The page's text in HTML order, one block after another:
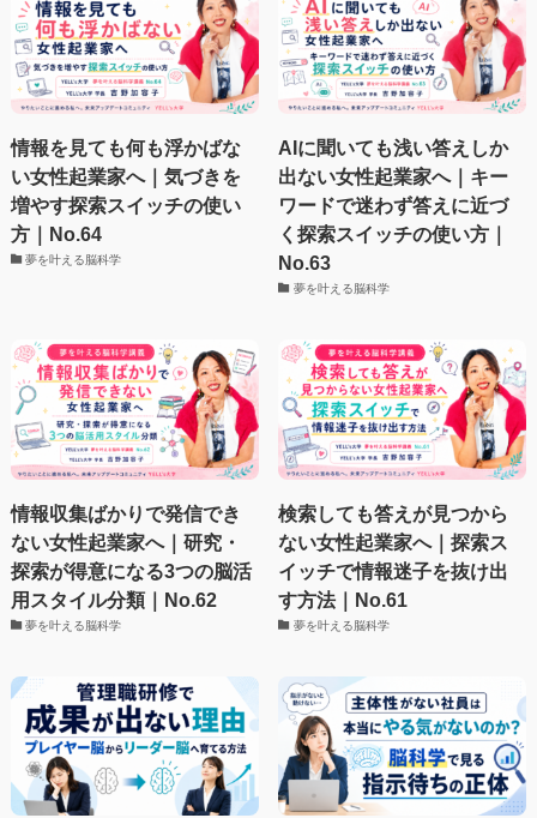
情報を見ても何も浮かばな
い女性起業家へ｜気づきを
増やす探索スイッチの使い
方｜No.64
夢を叶える脳科学
AIに聞いても浅い答えしか
出ない女性起業家へ｜キー
ワードで迷わず答えに近づ
く探索スイッチの使い方｜
No.63
夢を叶える脳科学
情報収集ばかりで発信でき
ない女性起業家へ｜研究・
探索が得意になる3つの脳活
用スタイル分類｜No.62
夢を叶える脳科学
検索しても答えが見つから
ない女性起業家へ｜探索ス
イッチで情報迷子を抜け出
す方法｜No.61
夢を叶える脳科学